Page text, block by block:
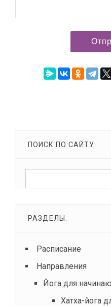
ПОИСК ПО САЙТУ:
РАЗДЕЛЫ:
Расписание
Направления
Йога для
Хатха-йога